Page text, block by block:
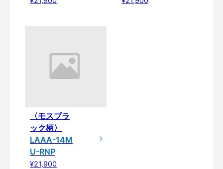
〈モスブラ
ック柄〉
LAAA-14M
U-RNP
¥21,900